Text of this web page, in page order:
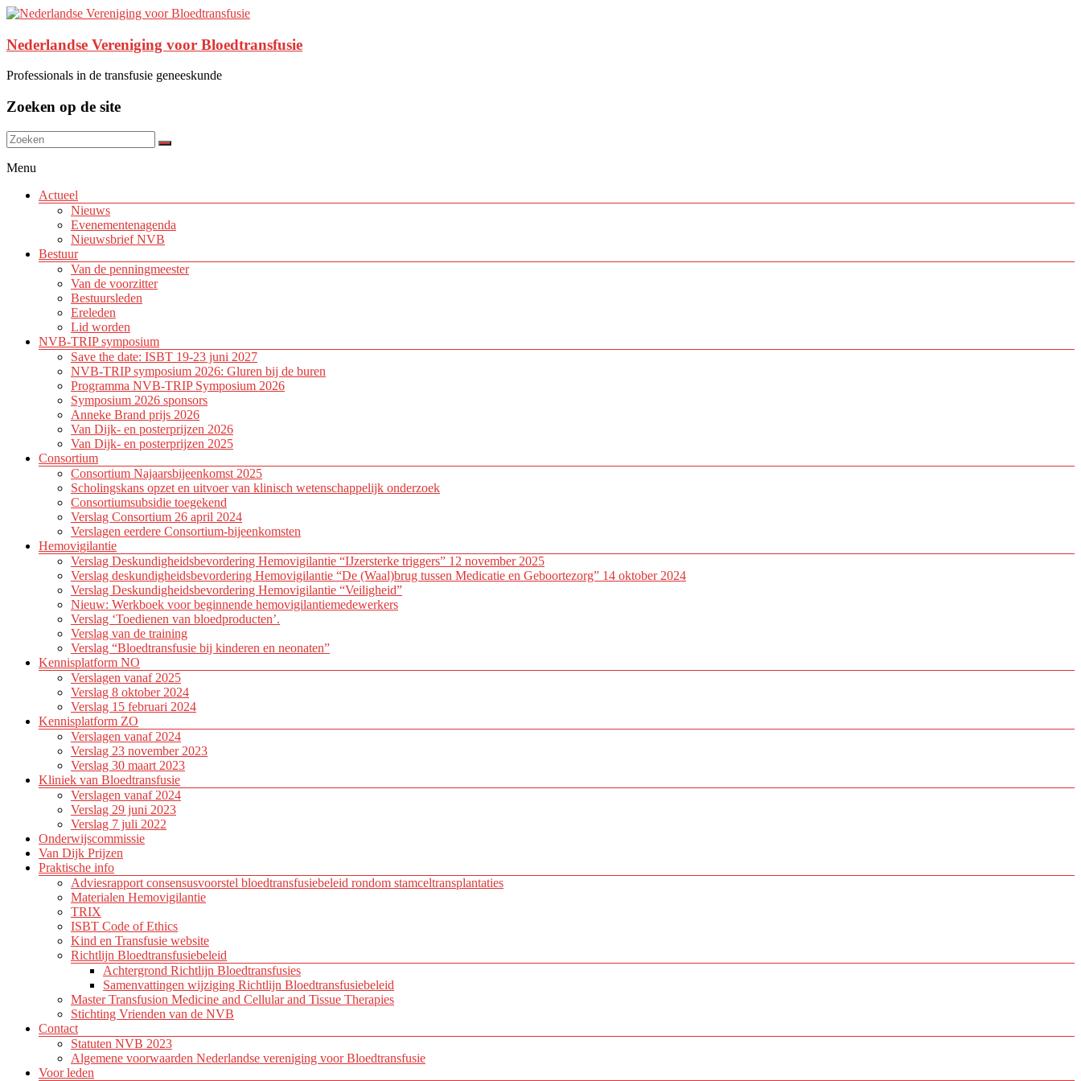
Nederlandse Vereniging voor Bloedtransfusie
Professionals in de transfusie geneeskunde
Zoeken op de site
Menu
Actueel
Nieuws
Evenementenagenda
Nieuwsbrief NVB
Bestuur
Van de penningmeester
Van de voorzitter
Bestuursleden
Ereleden
Lid worden
NVB-TRIP symposium
Save the date: ISBT 19-23 juni 2027
NVB-TRIP symposium 2026: Gluren bij de buren
Programma NVB-TRIP Symposium 2026
Symposium 2026 sponsors
Anneke Brand prijs 2026
Van Dijk- en posterprijzen 2026
Van Dijk- en posterprijzen 2025
Consortium
Consortium Najaarsbijeenkomst 2025
Scholingskans opzet en uitvoer van klinisch wetenschappelijk onderzoek
Consortiumsubsidie toegekend
Verslag Consortium 26 april 2024
Verslagen eerdere Consortium-bijeenkomsten
Hemovigilantie
Verslag Deskundigheidsbevordering Hemovigilantie “IJzersterke triggers” 12 november 2025
Verslag deskundigheidsbevordering Hemovigilantie “De (Waal)brug tussen Medicatie en Geboortezorg” 14 oktober 2024
Verslag Deskundigheidsbevordering Hemovigilantie “Veiligheid”
Nieuw: Werkboek voor beginnende hemovigilantiemedewerkers
Verslag ‘Toedienen van bloedproducten’.
Verslag van de training
Verslag “Bloedtransfusie bij kinderen en neonaten”
Kennisplatform NO
Verslagen vanaf 2025
Verslag 8 oktober 2024
Verslag 15 februari 2024
Kennisplatform ZO
Verslagen vanaf 2024
Verslag 23 november 2023
Verslag 30 maart 2023
Kliniek van Bloedtransfusie
Verslagen vanaf 2024
Verslag 29 juni 2023
Verslag 7 juli 2022
Onderwijscommissie
Van Dijk Prijzen
Praktische info
Adviesrapport consensusvoorstel bloedtransfusiebeleid rondom stamceltransplantaties
Materialen Hemovigilantie
TRIX
ISBT Code of Ethics
Kind en Transfusie website
Richtlijn Bloedtransfusiebeleid
Achtergrond Richtlijn Bloedtransfusies
Samenvattingen wijziging Richtlijn Bloedtransfusiebeleid
Master Transfusion Medicine and Cellular and Tissue Therapies
Stichting Vrienden van de NVB
Contact
Statuten NVB 2023
Algemene voorwaarden Nederlandse vereniging voor Bloedtransfusie
Voor leden